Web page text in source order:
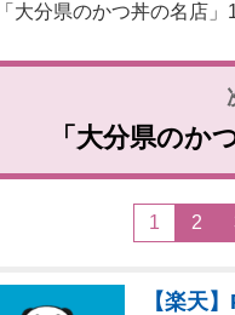
分県のかつ丼の名店」
「大分県のか
1 2
【楽天